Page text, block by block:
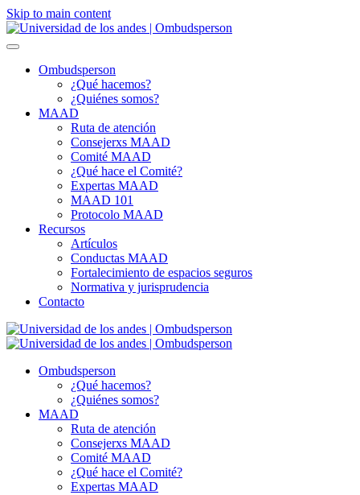
Skip to main content
Ombudsperson
¿Qué hacemos?
¿Quiénes somos?
MAAD
Ruta de atención
Consejerxs MAAD
Comité MAAD
¿Qué hace el Comité?
Expertas MAAD
MAAD 101
Protocolo MAAD
Recursos
Artículos
Conductas MAAD
Fortalecimiento de espacios seguros
Normativa y jurisprudencia
Contacto
Ombudsperson
¿Qué hacemos?
¿Quiénes somos?
MAAD
Ruta de atención
Consejerxs MAAD
Comité MAAD
¿Qué hace el Comité?
Expertas MAAD